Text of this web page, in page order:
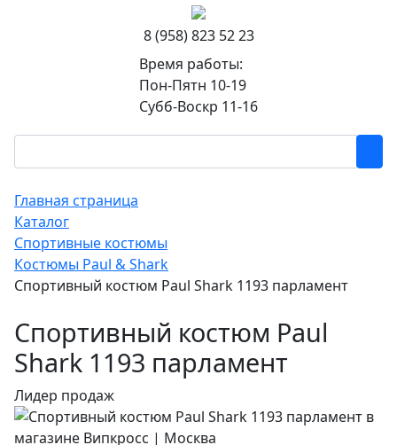
8 (958) 823 52 23
Время работы:
Пон-Пятн 10-19
Субб-Воскр 11-16
Главная страница
Каталог
Спортивные костюмы
Костюмы Paul & Shark
Спортивный костюм Paul Shark 1193 парламент
Спортивный костюм Paul
Shark 1193 парламент
Лидер продаж